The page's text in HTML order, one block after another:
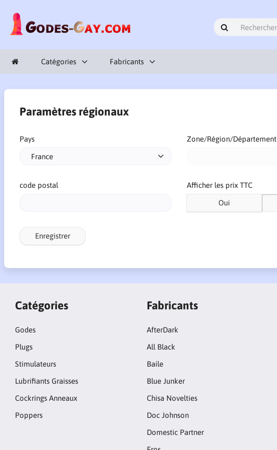
Catégories Fabricants
Paramètres régionaux
Pays Zone/Région/Département
code postal Afficher les prix TTC
Oui
Enregistrer
Catégories
Godes
Plugs
Stimulateurs
Lubrifiants Graisses
Cockrings Anneaux
Poppers
Fabricants
AfterDark
All Black
Baile
Blue Junker
Chisa Novelties
Doc Johnson
Domestic Partner